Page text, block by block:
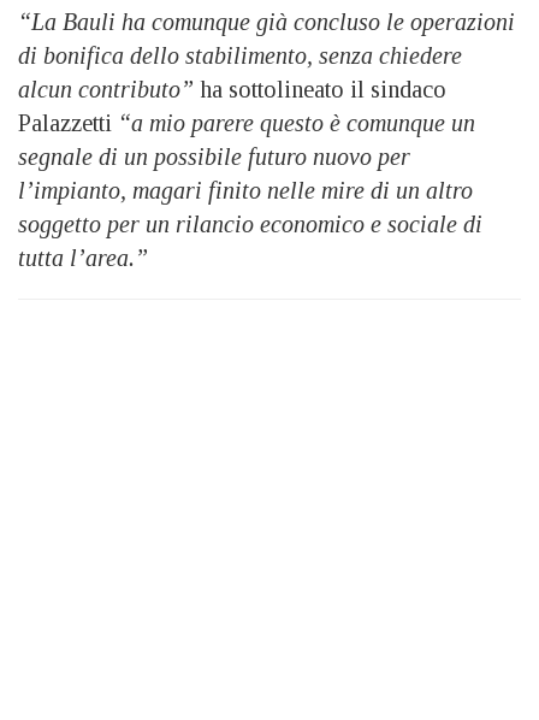
“La Bauli ha comunque già concluso le operazioni
di bonifica dello stabilimento, senza chiedere
alcun contributo” ha sottolineato il sindaco
Palazzetti “a mio parere questo è comunque un
segnale di un possibile futuro nuovo per
l’impianto, magari finito nelle mire di un altro
soggetto per un rilancio economico e sociale di
tutta l’area.”